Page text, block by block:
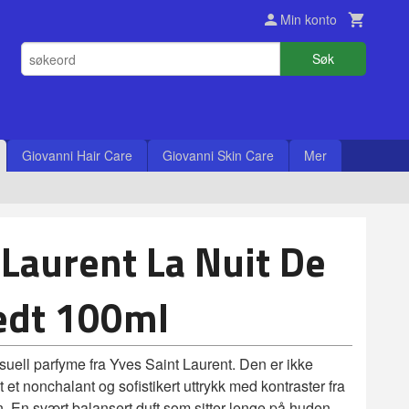
Min konto
Søk
Giovanni Hair Care Giovanni Skin Care Mer
La Nuit De
100ml
parfyme fra Yves Saint Laurent. Den er ikke
nonchalant og sofistikert uttrykk med kontraster fra